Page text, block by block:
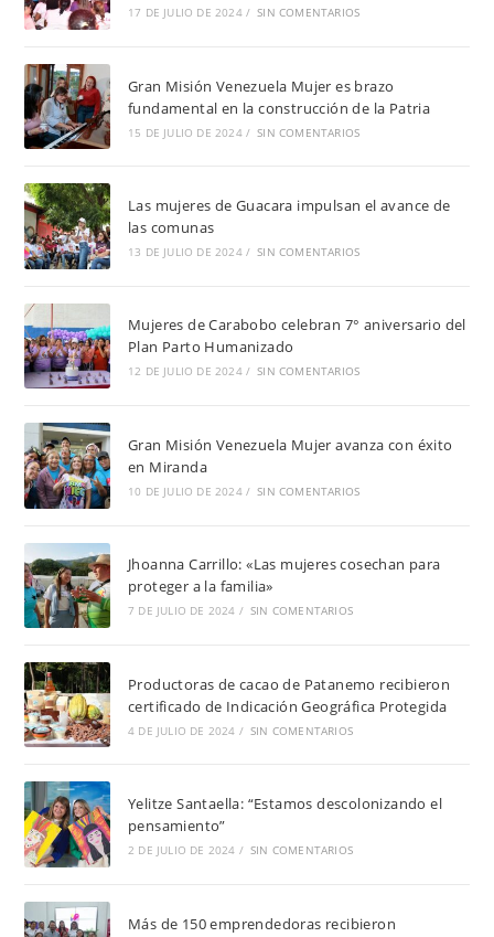
17 DE JULIO DE 2024 / SIN COMENTARIOS
Gran Misión Venezuela Mujer es brazo
fundamental en la construcción de la Patria
15 DE JULIO DE 2024 / SIN COMENTARIOS
Las mujeres de Guacara impulsan el avance de
las comunas
13 DE JULIO DE 2024 / SIN COMENTARIOS
Mujeres de Carabobo celebran 7° aniversario del
Plan Parto Humanizado
12 DE JULIO DE 2024 / SIN COMENTARIOS
Gran Misión Venezuela Mujer avanza con éxito
en Miranda
10 DE JULIO DE 2024 / SIN COMENTARIOS
Jhoanna Carrillo: «Las mujeres cosechan para
proteger a la familia»
7 DE JULIO DE 2024 / SIN COMENTARIOS
Productoras de cacao de Patanemo recibieron
certificado de Indicación Geográfica Protegida
4 DE JULIO DE 2024 / SIN COMENTARIOS
Yelitze Santaella: “Estamos descolonizando el
pensamiento”
2 DE JULIO DE 2024 / SIN COMENTARIOS
Más de 150 emprendedoras recibieron